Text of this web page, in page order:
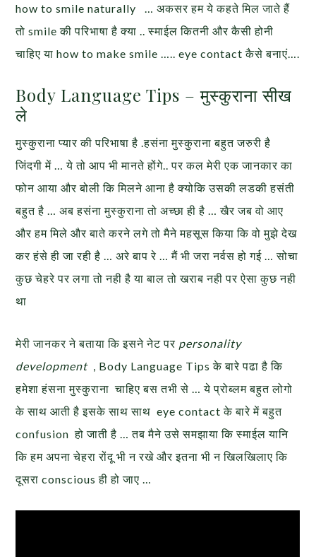
how to smile naturally … अकसर हम ये कहते मिल जाते हैं
तो smile की परिभाषा है क्या .. स्माईल कितनी और कैसी होनी
चाहिए या how to make smile ….. eye contact कैसे बनाएं….
Body Language Tips – मुस्कुराना सीख
ले
मुस्कुराना प्यार की परिभाषा है .हसंना मुस्कुराना बहुत जरुरी है
जिंदगी में … ये तो आप भी मानते होंगे.. पर कल मेरी एक जानकार का
फोन आया और बोली कि मिलने आना है क्योकि उसकी लडकी हसंती
बहुत है … अब हसंना मुस्कुराना तो अच्छा ही है … खैर जब वो आए
और हम मिले और बाते करने लगे तो मैने महसूस किया कि वो मुझे देख
कर हंसे ही जा रही है … अरे बाप रे … मैं भी जरा नर्वस हो गई … सोचा
कुछ चेहरे पर लगा तो नही है या बाल तो खराब नही पर ऐसा कुछ नही
था
मेरी जानकर ने बताया कि इसने नेट पर personality
development, Body Language Tips के बारे पढा है कि
हमेशा हंसना मुस्कुराना चाहिए बस तभी से … ये प्रोब्लम बहुत लोगो
के साथ आती है इसके साथ साथ eye contact के बारे में बहुत
confusion हो जाती है … तब मैने उसे समझाया कि स्माईल यानि
कि हम अपना चेहरा रोंदू भी न रखे और इतना भी न खिलखिलाए कि
दूसरा conscious ही हो जाए …